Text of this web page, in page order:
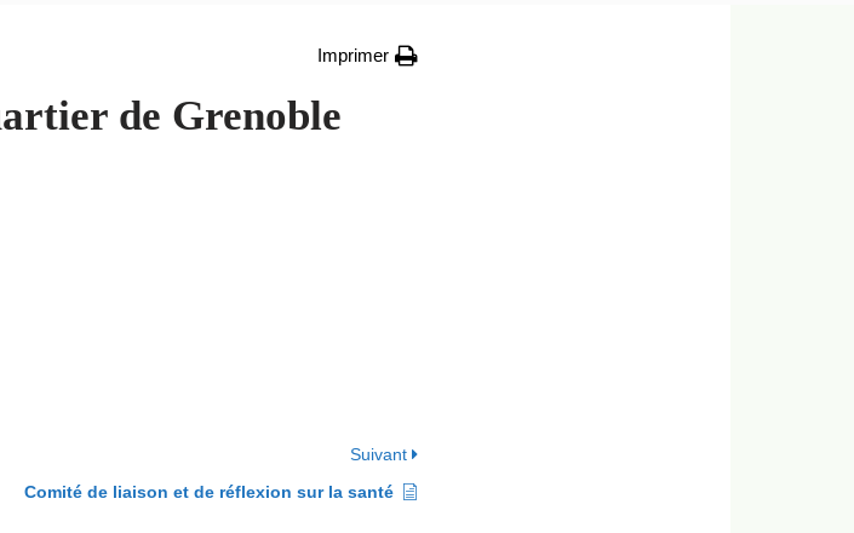
Imprimer
de Grenoble
Suivant
Comité de liaison et de réflexion sur la santé